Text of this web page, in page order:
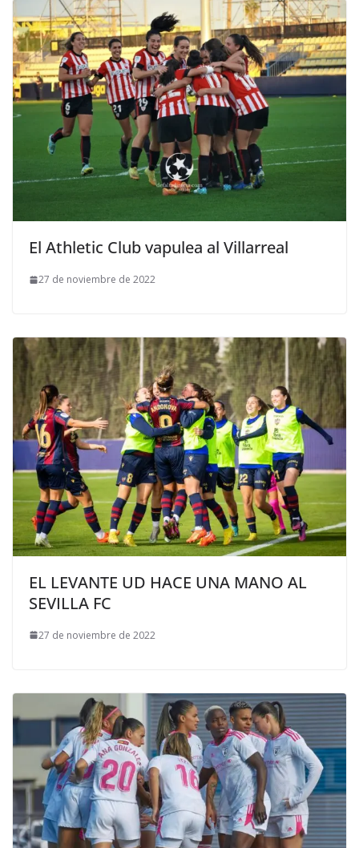
El Athletic Club vapulea al Villarreal
27 de noviembre de 2022
EL LEVANTE UD HACE UNA MANO AL
SEVILLA FC
27 de noviembre de 2022